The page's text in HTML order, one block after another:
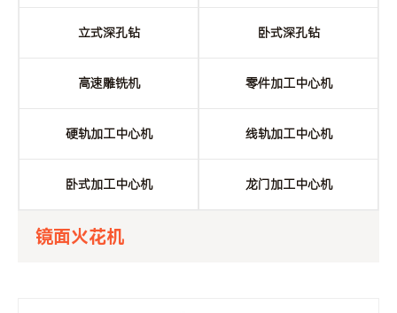
立式深孔钻 卧式深孔钻
高速雕铣机 零件加工中心机
硬轨加工中心机 线轨加工中心机
卧式加工中心机 龙门加工中心机
镜面火花机